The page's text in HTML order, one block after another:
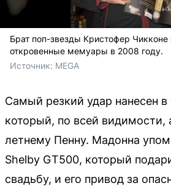
Брат поп-звезды Кристофер Чикконе
откровенные мемуары в 2008 году.
Источник: MEGA
Самый резкий удар нанесен в
который, по всей видимости,
летнему Пенну. Мадонна
Shelby GT500, который
свадьбу, и его привод за